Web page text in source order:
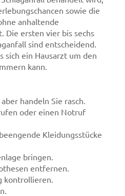
sowie die
anhaltende
Die ersten vier bis sechs
sind entscheidend.
sich ein Hausarzt um den
kann.
handeln Sie rasch.
oder einen Notruf
Kleidungsstücke
bringen.
entfernen.
kontrollieren.